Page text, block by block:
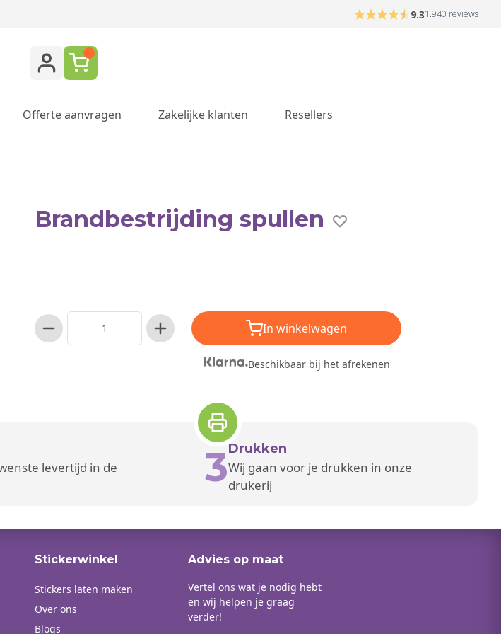
9.31.940 reviews
Offerte aanvragen Zakelijke klanten Resellers
Brandbestrijding spullen
In winkelwagen
Beschikbaar bij het afrekenen
levertijd in de
3Drukken
Wij gaan voor je drukken in onze
drukerij
Stickerwinkel
Stickers laten maken
Over ons
Blogs
Advies op maat
Vertel ons wat je nodig hebt
en wij helpen je graag
verder!